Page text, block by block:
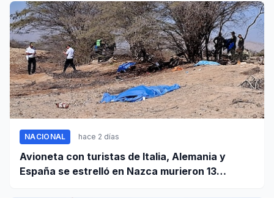
NACIONAL hace 2 días
Avioneta con turistas de Italia, Alemania y
España se estrelló en Nazca murieron 13